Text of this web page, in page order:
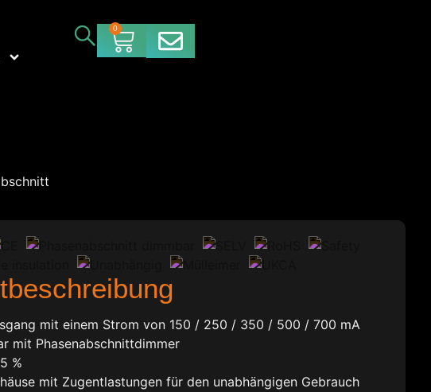
0
mit einem Strom von 150 / 250 / 350 / 500 / 700 mA
mit Phasenabschnittdimmer
%
mit Zugentlastungen für den unabhängigen Gebrauch